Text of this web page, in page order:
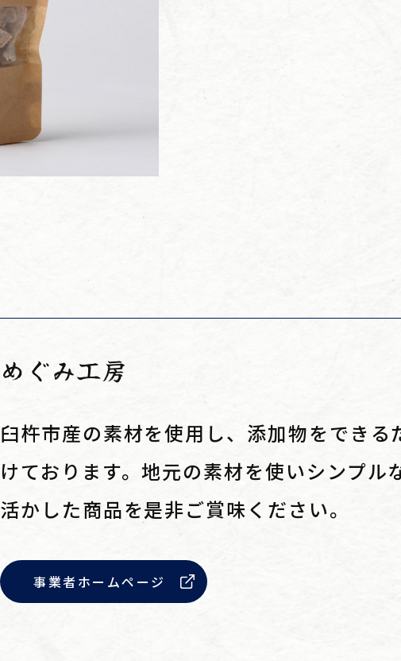
めぐみ工房
臼杵市産の素材を使用し、添加物をでき
けております。地元の素材を使いシンプル
活かした商品を是非ご賞味ください。
事業者ホームページ